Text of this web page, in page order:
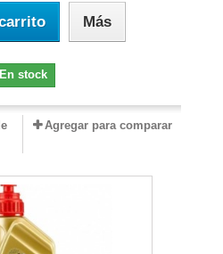
Más
En stock
Agregar para comparar